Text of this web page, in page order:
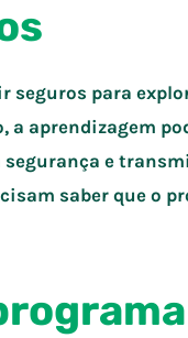
seguros para
a aprendizagem
segurança e
saber que o